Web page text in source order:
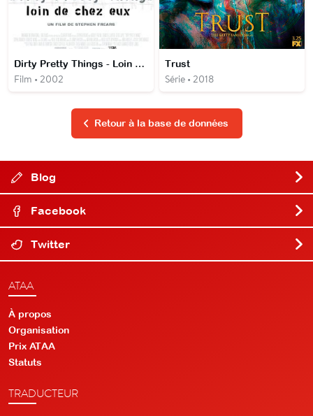
Dirty Pretty Things - Loin de chez eux
Film • 2002
Trust
Série • 2018
Retour à la base de données
Blog
Facebook
Twitter
ATAA
À propos
Organisation
Prix ATAA
Statuts
TRADUCTEUR